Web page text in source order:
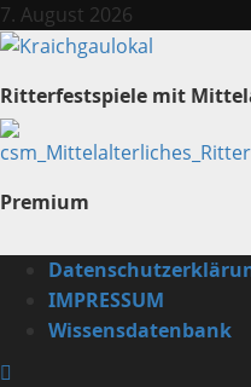
Zum
Inhalt
7. August 2026
Ritterfestspiele mit
Premium
Primäres
MenüIMPRESSUM
Wissensdatenbank